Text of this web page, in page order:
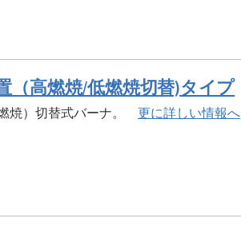
高燃焼/低燃焼切替)タイプ
焼）切替式バーナ。 更に詳しい情報へ